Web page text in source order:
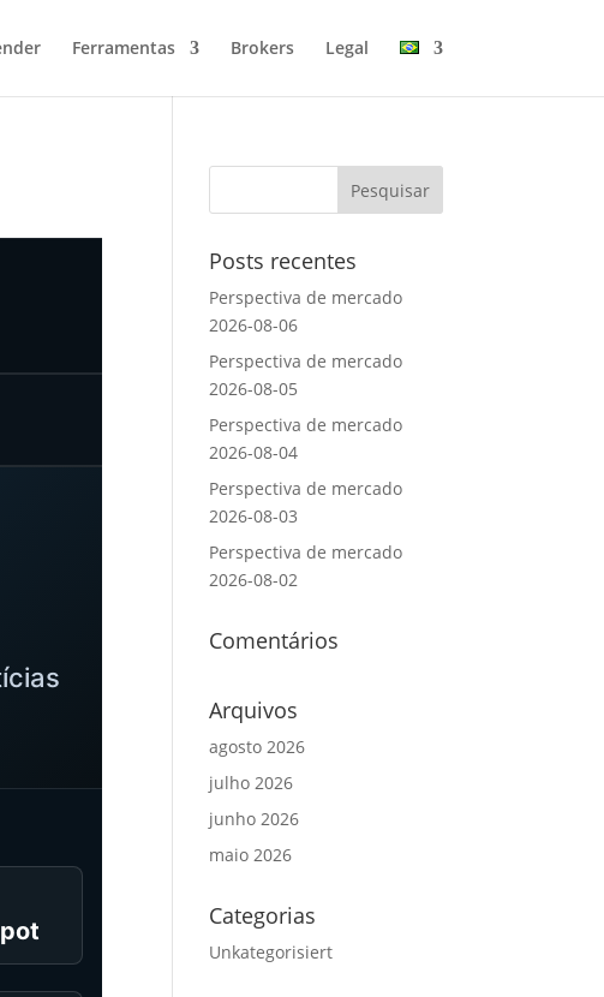
Ferramentas Brokers Legal
Posts recentes
Perspectiva de mercado
2026-08-06
Perspectiva de mercado
2026-08-05
Perspectiva de mercado
2026-08-04
Perspectiva de mercado
2026-08-03
Perspectiva de mercado
2026-08-02
Comentários
Arquivos
agosto 2026
julho 2026
junho 2026
maio 2026
Categorias
Unkategorisiert